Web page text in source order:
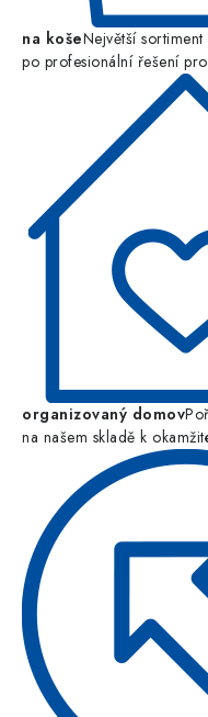
na košeNejvětší
po profesionální řešení
organizovaný domov
na našem skladě k